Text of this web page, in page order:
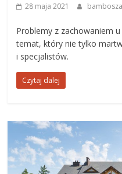
28 maja 2021
Problemy z zachowaniem
temat, który nie tylko
i specjalistów.
Czytaj dalej